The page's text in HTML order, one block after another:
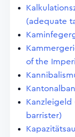
(adequate
of the
Kanzleigeld
barrister)